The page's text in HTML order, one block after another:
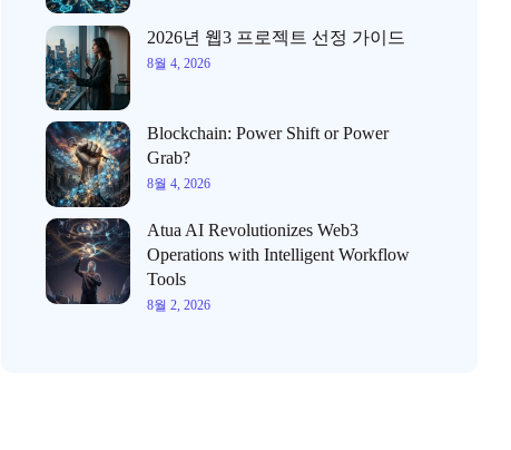
2026년 웹3 프로젝트 선정 가이드
8월 4, 2026
Blockchain: Power Shift or Power
Grab?
8월 4, 2026
Atua AI Revolutionizes Web3
Operations with Intelligent Workflow
Tools
8월 2, 2026